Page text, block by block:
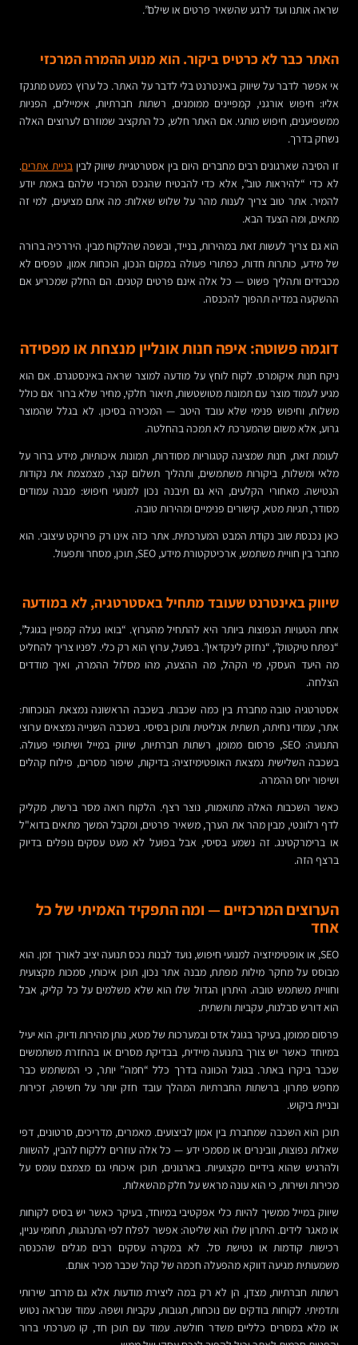
שראה אותנו ועד לרגע שהשאיר פרטים או שילם”.
האתר כבר לא כרטיס ביקור. הוא מנוע ההמרה המרכזי
אי אפשר לדבר על שיווק באינטרנט בלי לדבר על האתר. כל ערוץ כמעט מתנקז
אליו: חיפוש אורגני, קמפיינים ממומנים, רשתות חברתיות, אימיילים, הפניות
ממשפיענים, חיפוש מותגי. אם האתר חלש, כל התקציב שמוזרם לערוצים האלה
נשחק בדרך.
זו הסיבה שארגונים רבים מחברים היום בין אסטרטגיית שיווק לביןבניית אתרים.
לא כדי “להיראות טוב”, אלא כדי להבטיח שהנכס המרכזי שלהם באמת יודע
להמיר. אתר טוב צריך לענות מהר על שלוש שאלות: מה אתם מציעים, למי זה
מתאים, ומה הצעד הבא.
הוא גם צריך לעשות זאת במהירות, בנייד, ובשפה שהלקוח מבין. היררכיה ברורה
של מידע, כותרות חדות, כפתורי פעולה במקום הנכון, הוכחות אמון, טפסים לא
מכבידים ותהליך פשוט — כל אלה אינם פרטים קטנים. הם החלק שמכריע אם
ההשקעה במדיה תהפוך להכנסה.
דוגמה פשוטה: איפה חנות אונליין מנצחת או מפסידה
ניקח חנות איקומרס. לקוח לוחץ על מודעה למוצר שראה באינסטגרם. אם הוא
מגיע לעמוד מוצר עם תמונות מטושטשות, תיאור חלקי, מחיר שלא ברור אם כולל
משלוח, וחיפוש פנימי שלא עובד היטב — המכירה בסיכון. לא בגלל שהמוצר
גרוע, אלא משום שהמערכת לא תמכה בהחלטה.
לעומת זאת, חנות שמציגה קטגוריות מסודרות, תמונות איכותיות, מידע ברור על
מלאי ומשלוח, ביקורות משתמשים, ותהליך תשלום קצר, מצמצמת את נקודות
הנטישה. מאחורי הקלעים, היא גם תיבנה נכון למנועי חיפוש: מבנה עמודים
מסודר, תגיות מטא, קישורים פנימיים ומהירות טובה.
כאן נכנסת שוב נקודת המבט המערכתית. אתר כזה אינו רק פרויקט עיצובי. הוא
מחבר בין חוויית משתמש, ארכיטקטורת מידע, SEO, תוכן, מסחר ותפעול.
שיווק באינטרנט שעובד מתחיל באסטרטגיה, לא במודעה
אחת הטעויות הנפוצות ביותר היא להתחיל מהערוץ. “בואו נעלה קמפיין בגוגל”,
“נפתח טיקטוק”, “נחזק לינקדאין”. בפועל, ערוץ הוא רק כלי. לפניו צריך להחליט
מה היעד העסקי, מי הקהל, מה ההצעה, מהו מסלול ההמרה, ואיך מודדים
הצלחה.
אסטרטגיה טובה מחברת בין כמה שכבות. בשכבה הראשונה נמצאת הנוכחות:
אתר, עמודי נחיתה, תשתית אנליטית ותוכן בסיסי. בשכבה השנייה נמצאים ערוצי
התנועה: SEO, פרסום ממומן, רשתות חברתיות, שיווק במייל ושיתופי פעולה.
בשכבה השלישית נמצאת האופטימיזציה: בדיקות, שיפור מסרים, פילוח קהלים
ושיפור יחס ההמרה.
כאשר השכבות האלה מתואמות, נוצר רצף. הלקוח רואה מסר ברשת, מקליק
לדף רלוונטי, מבין מהר את הערך, משאיר פרטים, ומקבל המשך מתאים בדוא"ל
או ברימרקטינג. זה נשמע בסיסי, אבל בפועל לא מעט עסקים נופלים בדיוק
ברצף הזה.
הערוצים המרכזיים — ומה התפקיד האמיתי של כל
אחד
SEO, או אופטימיזציה למנועי חיפוש, נועד לבנות נכס תנועה יציב לאורך זמן. הוא
מבוסס על מחקר מילות מפתח, מבנה אתר נכון, תוכן איכותי, סמכות מקצועית
וחוויית משתמש טובה. היתרון הגדול שלו הוא שלא משלמים על כל קליק, אבל
הוא דורש סבלנות, עקביות ותשתית.
פרסום ממומן, בעיקר בגוגל אדס ובמערכות של מטא, נותן מהירות ודיוק. הוא יעיל
במיוחד כאשר יש צורך בתנועה מיידית, בבדיקת מסרים או בהחזרת משתמשים
שכבר ביקרו באתר. בגוגל הכוונה בדרך כלל “חמה” יותר, כי המשתמש כבר
מחפש פתרון. ברשתות החברתיות המהלך עובד חזק יותר על חשיפה, זכירות
ובניית ביקוש.
תוכן הוא השכבה שמחברת בין אמון לביצועים. מאמרים, מדריכים, סרטונים, דפי
שאלות נפוצות, וובינרים או מסמכי ידע — כל אלה עוזרים ללקוח להבין, להשוות
ולהרגיש שהוא בידיים מקצועיות. בארגונים, תוכן איכותי גם מצמצם עומס על
מכירות ושירות, כי הוא עונה מראש על חלק מהשאלות.
שיווק במייל ממשיך להיות כלי אפקטיבי במיוחד, בעיקר כאשר יש בסיס לקוחות
או מאגר לידים. היתרון שלו הוא שליטה: אפשר לפלח לפי התנהגות, תחומי עניין,
רכישות קודמות או נטישת סל. לא במקרה עסקים רבים מגלים שהכנסה
משמעותית מגיעה דווקא מהפעלה חכמה של קהל שכבר מכיר אותם.
רשתות חברתיות, מצדן, הן לא רק במה ליצירת מודעות אלא גם מרחב שירותי
ותדמיתי. לקוחות בודקים שם נוכחות, תגובות, עקביות ושפה. עמוד שנראה נטוש
או מלא במסרים כלליים משדר חולשה. עמוד עם תוכן חד, קו מערכתי ברור